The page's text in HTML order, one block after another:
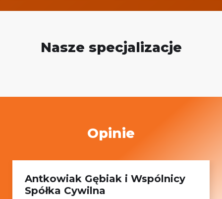
Nasze specjalizacje
Opinie
Antkowiak Gębiak i Wspólnicy
Spółka Cywilna